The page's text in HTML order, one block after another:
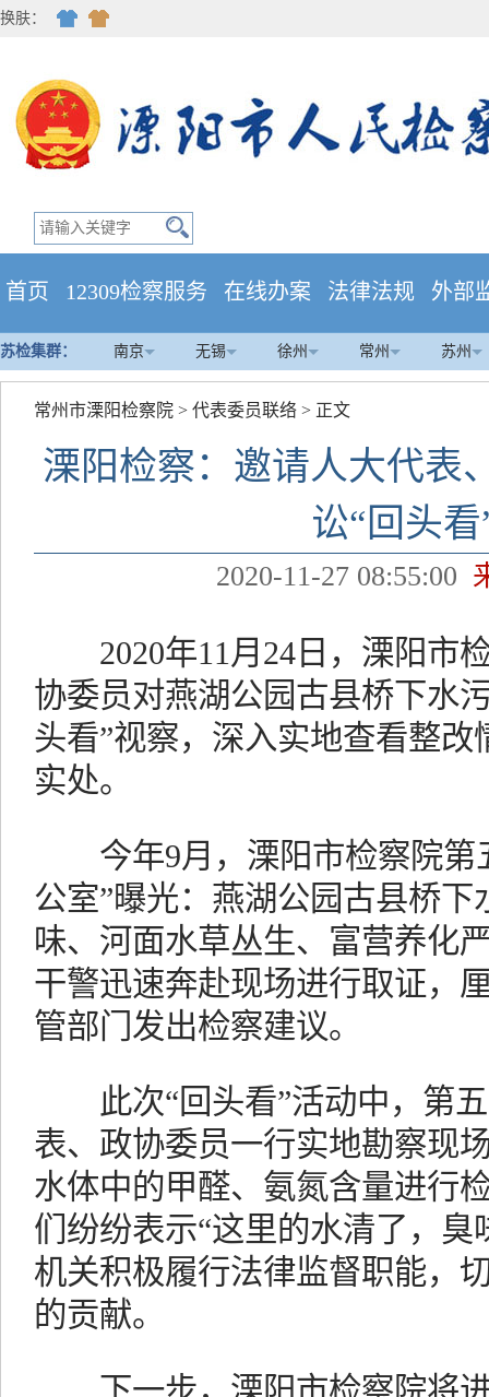
换肤：
首页 12309检察服务 在线办案 法律法规 外部
苏检集群： 南京 无锡 徐州 常州 苏州
常州市溧阳检察院 > 代表委员联络 > 正文
溧阳检察：邀请人大代表
讼“回头
2020-11-27 08:55:00
2020年11月24日，溧阳市
协委员对燕湖公园古县桥下水
头看”视察，深入实地查看整
实处。
今年9月，溧阳市检察院第
公室”曝光：燕湖公园古县桥
味、河面水草丛生、富营养化
干警迅速奔赴现场进行取证，
管部门发出检察建议。
此次“回头看”活动中，第五
表、政协委员一行实地勘察现
水体中的甲醛、氨氮含量进行
们纷纷表示“这里的水清了，
机关积极履行法律监督职能，
的贡献。